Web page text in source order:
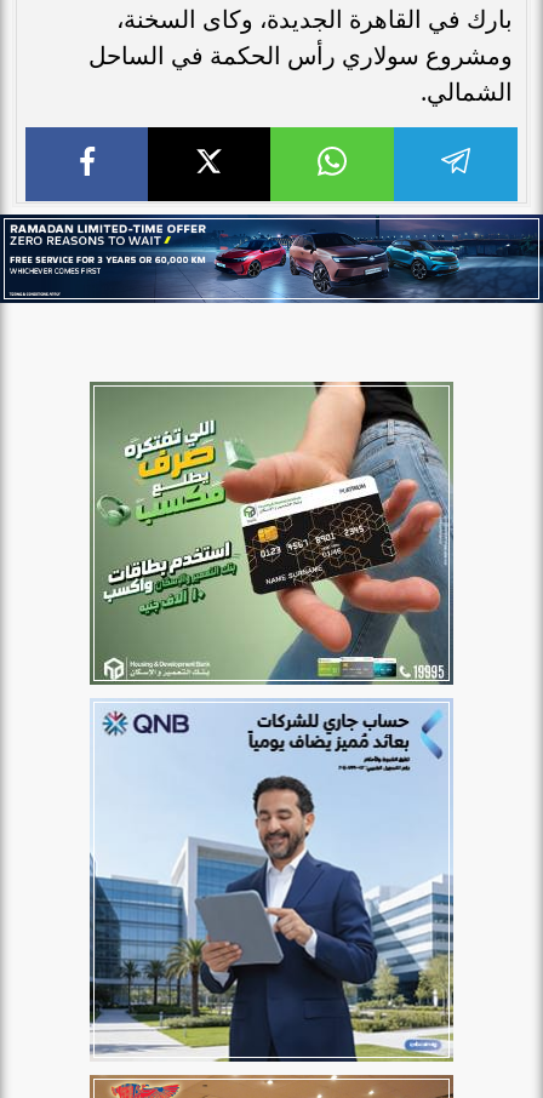
بارك في القاهرة الجديدة، وكاى السخنة،
ومشروع سولاري رأس الحكمة في الساحل
الشمالي.